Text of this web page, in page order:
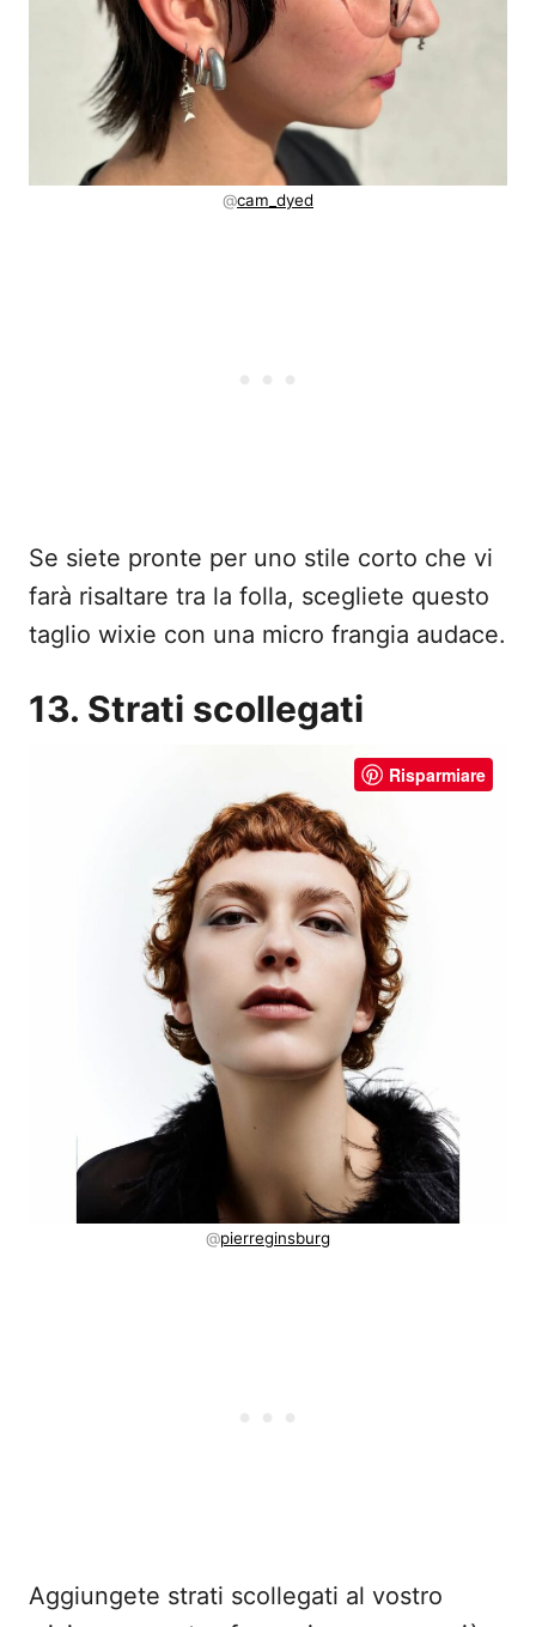
@cam_dyed
Se siete pronte per uno stile corto che vi
farà risaltare tra la folla, scegliete questo
taglio wixie con una micro frangia audace.
13. Strati scollegati
Risparmiare
@pierreginsburg
Aggiungete strati scollegati al vostro